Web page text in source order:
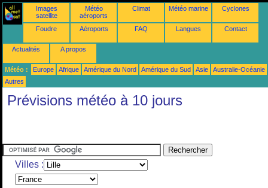
Images
satellite
Météo
aéroports
Climat Météo marine Cyclones
Foudre Aéroports FAQ Langues Contact
Actualités A propos
Météo : Europe Afrique Amérique du Nord Amérique du Sud Asie
Australie-Océanie
Autres
Prévisions météo à 10 jours
Villes :